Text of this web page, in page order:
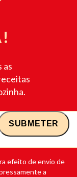
as
efeito de envio de
a